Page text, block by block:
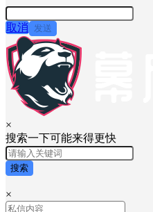
取消 发送
×
搜索一下可能来得更快
搜索
×